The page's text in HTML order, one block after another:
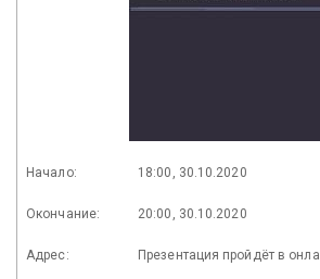
Начало: 18:00, 30.10.2020
Окончание: 20:00, 30.10.2020
Адрес: Презентация пройдёт в